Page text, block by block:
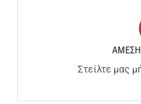
ΑΜΕΣΗ
Στείλτε μας